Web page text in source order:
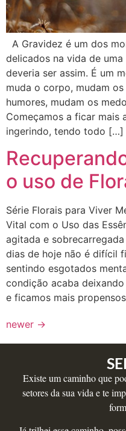
A Gravidez é um dos
delicados na vida de
deveria ser assim. É um
muda o corpo, mudam
humores, mudam os
Começamos a ficar mais
ingerindo, tendo todo […]
o uso de
Série Florais para Viver
Vital com o Uso das
agitada e
dias de hoje não é difícil
sentindo esgotados
condição acaba
e ficamos mais
newer →
Existe um caminho que
setores da sua vida e te